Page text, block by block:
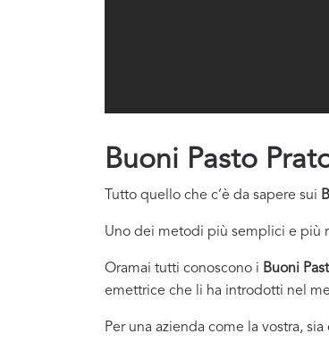
Buoni Pasto
Tutto quello che c’è da sapere sui
Uno dei metodi più semplici e più
Oramai tutti conoscono i Buoni
emettrice che li ha introdotti nel
Per una azienda come la vostra,